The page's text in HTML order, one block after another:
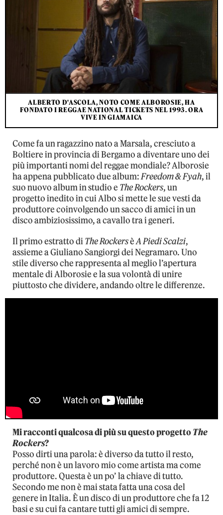
ALBERTO D'ASCOLA, NOTO COME ALBOROSIE, HA
FONDATO I REGGAE NATIONAL TICKETS NEL 1993. ORA
VIVE IN GIAMAICA
Come fa un ragazzino nato a Marsala, cresciuto a
Boltiere in provincia di Bergamo a diventare uno dei
più importanti nomi del reggae mondiale? Alborosie
ha appena pubblicato due album:Freedom & Fyah, il
suo nuovo album in studio e The Rockers, un
progetto inedito in cui Albo si mette le sue vesti da
produttore coinvolgendo un sacco di amici in un
disco ambiziosissimo, a cavallo tra i generi.
Il primo estratto diThe RockersèA Piedi Scalzi,
assieme a Giuliano Sangiorgi dei Negramaro. Uno
stile diverso che rappresenta al meglio l’apertura
mentale di Alborosie e la sua volontà di unire
piuttosto che dividere, andando oltre le differenze.
Mi racconti qualcosa di più su questo progettoThe
Rockers?
Posso dirti una parola: è diverso da tutto il resto,
perché non è un lavoro mio come artista ma come
produttore. Questa è un po’ la chiave di tutto.
Secondo me non è mai stata fatta una cosa del
genere in Italia. È un disco di un produttore che fa 12
basi e su cui fa cantare tutti gli amici di sempre.